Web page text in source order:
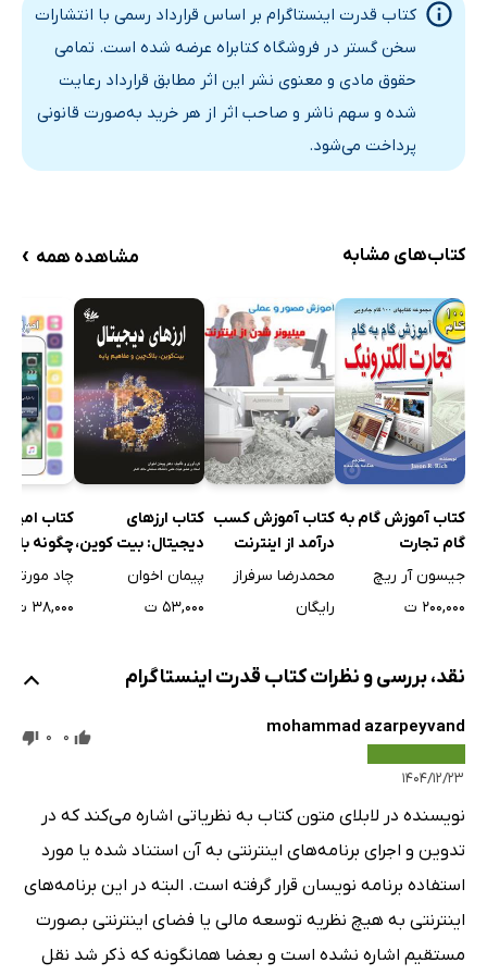
تبدیل اکانت شخصی اینستاگرام به اکانت بیزیس
قهرمانان خود را پیدا کنید
سه راه انتشار محتوا در اینستاگرام
نمایش مشخصات عمومی عملکرد
تصاویر محبوب در قسمت جستجوگر (Tab Explore)
روش‌های دیگر استفاده از قسمت جستجو
دوربین
اصلاح تصویر شما
عنوان و متا دیتا
اعلان
پروفایل
مدیریت تنظیمات بیزینس
نسخه تحت وب پروفایل اینستاگرامی شما
اقدام عملی
فصل 3: استادی در استوری و IGTV اینستاگرام
محتوای کوتاه مدت چیست؟
مشاهده استوری‌ها
چه کاری می‌توانید با استوری انجام دهید؟
دسترس به دوربین استوری شما
استفاده از قابلیت‌های دوربین استوری
هایلایت استوری
IGTV چیست و چگونه می‌توان آن را تنظیم کرد؟
مشخصات ویدیو IGTV
چگونه کانال IGTV ایجاد کنم؟
کتاب قدرت اینستاگرام بر اساس قرارداد رسمی با انتشارات
سخن گستر در فروشگاه کتابراه عرضه شده است. تمامی
حقوق مادی و معنوی نشر این اثر مطابق قرارداد رعایت
شده و سهم ناشر و صاحب اثر از هر خرید به‌صورت قانونی
پرداخت می‌شود.
کتاب‌های مشابه مشاهده همه ›
کتاب آموزش گام به
گام تجارت
الکترونیک
جیسون آر ریچ
۲۰۰,۰۰۰ ت
کتاب آموزش کسب
درآمد از اینترنت
محمدرضا سرفراز
رایگان
کتاب ارزهای
دیجیتال: بیت کوین،
بلاک‌چین و مفاهیم
پیمان اخوان
۵۳,۰۰۰ ت
کتاب
چگونه با
اپلیکیشن
چاد مورتا
۳۸,۰۰۰ ت
نقد، بررسی و نظرات کتاب قدرت اینستاگرام
mohammad azarpeyvand
۱۴۰۴/۱۲/۲۳
0
0
نویسنده در لابلای متون کتاب به نظریاتی اشاره می‌کند که در
تدوین و اجرای برنامه‌های اینترنتی به آن استناد شده یا مورد
استفاده برنامه نویسان قرار گرفته است. البته در این برنامه‌های
اینترنتی به هیچ نظریه توسعه مالی یا فضای اینترنتی بصورت
مستقیم اشاره نشده است و بعضا همانگونه که ذکر شد نقل